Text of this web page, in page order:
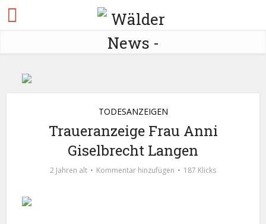
TODESANZEIGEN
Traueranzeige Frau Anni
Giselbrecht Langen
2 Jahren alt Kommentar hinzufügen 187 Klicks